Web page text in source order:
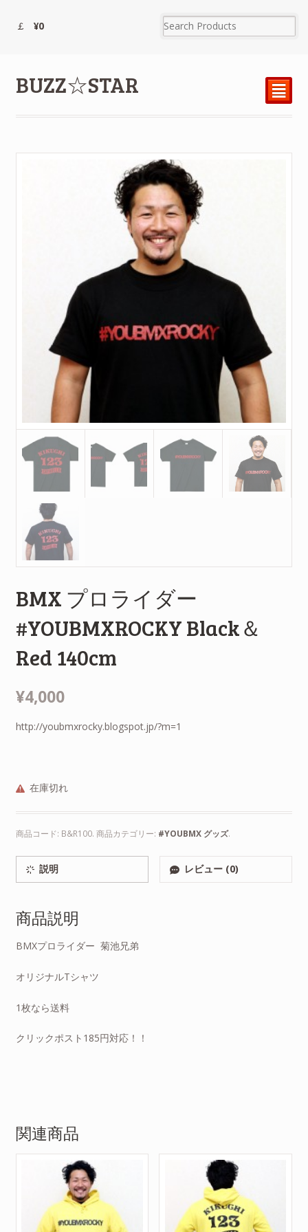
¥0
BUZZ☆STAR ²
BMX プロライダー
#YOUBMXROCKY Black＆
Red 140cm
¥4,000
http://youbmxrocky.blogspot.jp/?m=1
在庫切れ
商品コード: B&R100. 商品カテゴリー: #YOUBMX グッズ.
説明 レビュー (0)
商品説明
BMXプロライダー 菊池兄弟
オリジナルTシャツ
1枚なら送料
クリックポスト185円対応！！
関連商品